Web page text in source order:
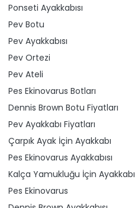
Ponseti Ayakkabısı
Pev Botu
Pev Ayakkabısı
Pev Ortezi
Pev Ateli
Pes Ekinovarus Botları
Dennis Brown Botu Fiyatları
Pev Ayakkabı Fiyatları
Çarpık Ayak İçin Ayakkabı
Pes Ekinovarus Ayakkabısı
Kalça Yamukluğu İçin Ayakkabı
Pes Ekinovarus